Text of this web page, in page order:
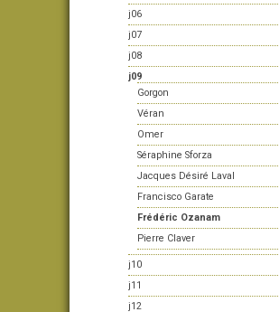
j06
j07
j08
j09
Gorgon
Véran
Omer
Séraphine Sforza
Jacques Désiré Laval
Francisco Garate
Frédéric Ozanam
Pierre Claver
j10
j11
j12